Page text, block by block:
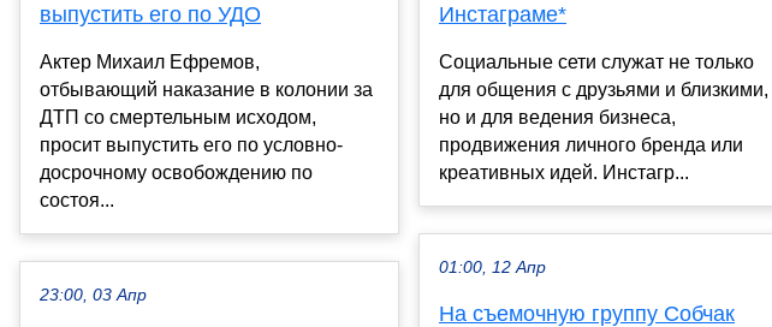
выпустить его по УДО
Актер Михаил Ефремов,
отбывающий наказание в колонии за
ДТП со смертельным исходом,
просит выпустить его по условно-
досрочному освобождению по
состоя...
23:00, 03 Апр
Инстаграме*
Cоциальные сети служат не только
для общения с друзьями и близкими,
но и для ведения бизнеса,
продвижения личного бренда или
креативных идей. Инстагр...
01:00, 12 Апр
На съемочную группу Собчак